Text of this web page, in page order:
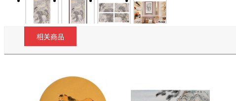
相关商品